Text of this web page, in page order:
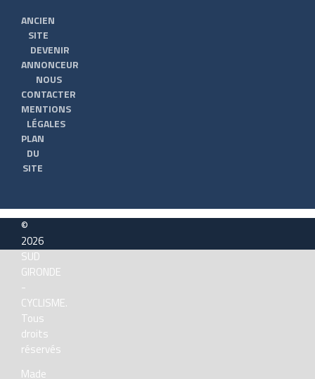
ANCIEN
SITE
DEVENIR
ANNONCEUR
NOUS
CONTACTER
MENTIONS
LÉGALES
PLAN
DU
SITE
©
2026
SUD
GIRONDE
-
CYCLISME.
Tous
droits
réservés
Made